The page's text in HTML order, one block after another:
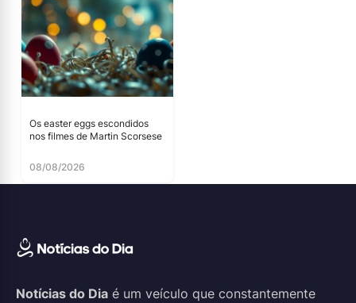
Os easter eggs escondidos
nos filmes de Martin Scorsese
08/08/2026
Notícias do Dia é um veículo que constantemente